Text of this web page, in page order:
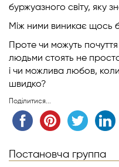
буржуазного світу, яку
Між ними виникає щось
Проте чи можуть
людьми стоять не просто
і чи можлива любов,
швидко?
Поділитися...
Постановча группа